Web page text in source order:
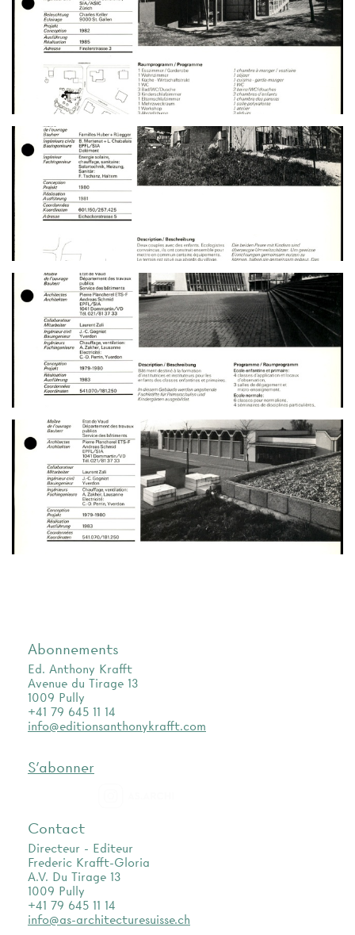
Abonnements
Ed. Anthony Krafft
Avenue du Tirage 13
1009 Pully
+41 79 645 11 14
info@editionsanthonykrafft.com
S'abonner
Contact
Directeur - Editeur
Frederic Krafft-Gloria
A.V. Du Tirage 13
1009 Pully
+41 79 645 11 14
info@as-architecturesuisse.ch